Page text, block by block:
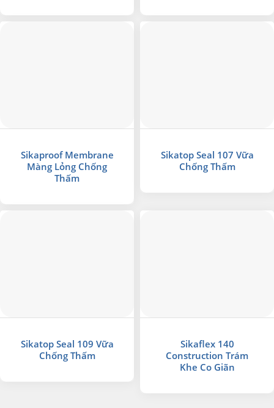
Sikaproof Membrane
Màng Lỏng Chống
Thấm
Sikatop Seal 107 Vữa
Chống Thấm
Sikatop Seal 109 Vữa
Chống Thấm
Sikaflex 140
Construction Trám
Khe Co Giãn